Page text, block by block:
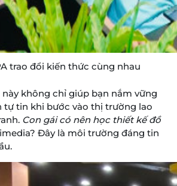
trao đổi kiến thức cùng nhau
không chỉ giúp bạn nắm vững
tự tin khi bước vào thị trường lao
Con gái có nên học thiết kế đồ
Đây là môi trường đáng tin